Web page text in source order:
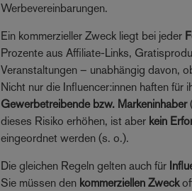
Werbevereinbarungen.
Ein kommerzieller Zweck liegt bei jeder
Prozente aus Affiliate-Links,
Veranstaltungen – unabhängig davon,
Nicht nur die Influencer:innen haften
Gewerbetreibende bzw. Markeninhaber
dieses Risiko erhöhen, ist aber kein
eingeordnet werden (s. o.).
Die gleichen Regeln gelten auch für
Sie müssen den kommerziellen Zweck